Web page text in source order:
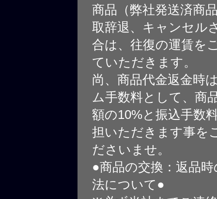
商品（弊社発送済商
取辞退、キャンセル
合は、往復の運賃を
ていただきます。
尚、商品代金返金時
ム手数料として、商
額の10%と振込手数
担いただきます事を
ださいませ。
●商品の交換：返品
法について●